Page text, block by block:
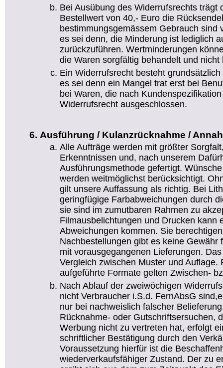
Bei Ausübung des Widerrufsrechts trägt
Bestellwert von 40,- Euro die
bestimmungsgemässem Gebrauch sind
es sei denn, die Minderung ist lediglich
zurückzuführen. Wertminderungen
die Waren sorgfältig behandelt und nicht
Ein Widerrufsrecht besteht
es sei denn ein Mangel trat erst bei
bei Waren, die nach
Widerrufsrecht ausgeschlossen.
Ausführung / Kulanzrücknahme /
Alle Aufträge werden mit größter
Erkenntnissen und, nach unserem
Ausführungsmethode gefertigt.
werden weitmöglichst berücksichtigt.
gilt unsere Auffassung als richtig. Bei
geringfügige Farbabweichungen durch
sie sind im zumutbaren Rahmen zu
Filmausbelichtungen und Drucken kann
Abweichungen kommen. Sie
Nachbestellungen gibt es keine Gewähr
mit vorausgegangenen Lieferungen.
Vergleich zwischen Muster und Auflage.
aufgeführte Formate gelten Zwischen-
Nach Ablauf der zweiwöchigen
nicht Verbraucher i.S.d. FernAbsG
nur bei nachweislich falscher
Rücknahme- oder Gutschriftsersuchen,
Werbung nicht zu vertreten hat, erfolgt
schriftlicher Bestätigung durch den
Voraussetzung hierfür ist die
wiederverkaufsfähiger Zustand. Der zu